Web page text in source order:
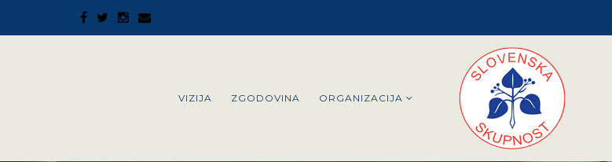
VIZIJA ZGODOVINA ORGANIZACIJA